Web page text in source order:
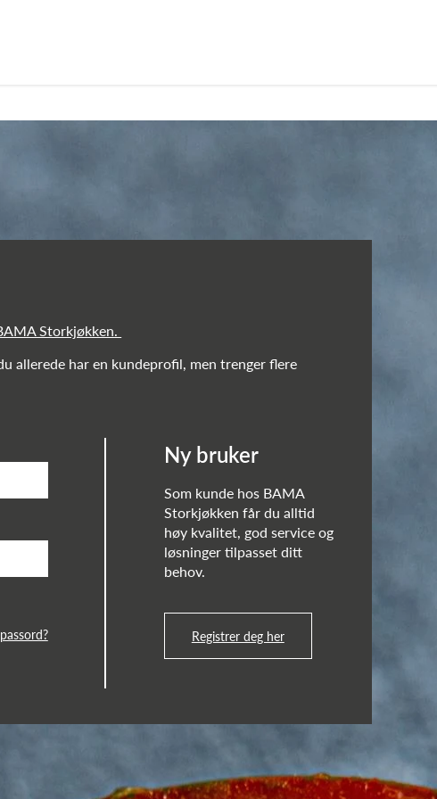
Storkjøkken.
allerede har en kundeprofil, men trenger flere
Ny bruker
Som kunde hos BAMA
Storkjøkken får du alltid
høy kvalitet, god service og
løsninger tilpasset ditt
behov.
Registrer deg her